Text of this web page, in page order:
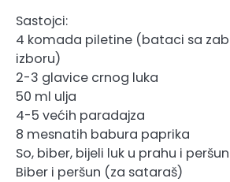
Sastojci:
4 komada piletine (bataci sa
izboru)
2-3 glavice crnog luka
50 ml ulja
4-5 većih paradajza
8 mesnatih babura paprika
So, biber, bijeli luk u prahu i
Biber i peršun (za sataraš)